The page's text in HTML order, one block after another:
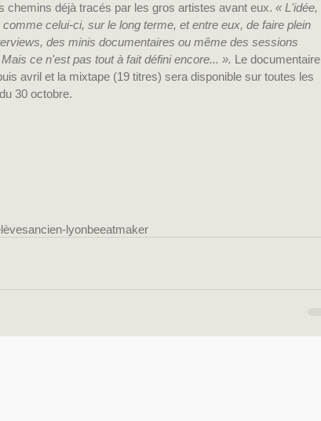
chemins déjà tracés par les gros artistes avant eux. « L'idée,
celui-ci, sur le long terme, et entre eux, de faire plein
des minis documentaires ou même des sessions
ce n'est pas tout à fait défini encore... ». Le documentaire
avril et la mixtape (19 titres) sera disponible sur toutes les
30 octobre.
ancien-lyonbeeatmaker